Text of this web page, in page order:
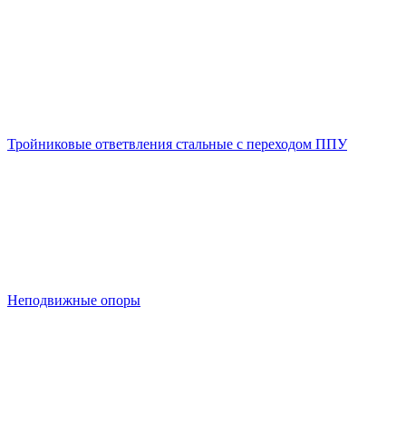
Тройниковые ответвления стальные с переходом ППУ
Неподвижные опоры